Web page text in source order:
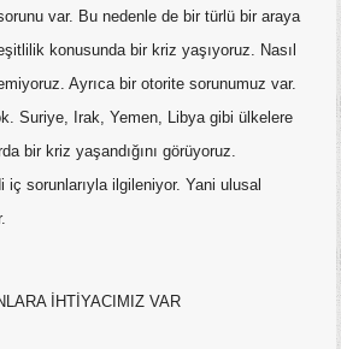
var. Bu nedenle de bir türlü bir araya
konusunda bir kriz yaşıyoruz. Nasıl
Ayrıca bir otorite sorunumuz var.
Suriye, Irak, Yemen, Libya gibi ülkelere
bir kriz yaşandığını görüyoruz.
iç sorunlarıyla ilgileniyor. Yani ulusal
İHTİYACIMIZ VAR